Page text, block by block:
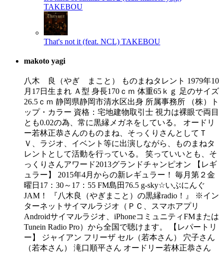
TAKEBOU
That's not it (feat. NCL) TAKEBOU
makoto yagi
八木 良（やぎ まこと） ものまねタレント 1979年10
月17日生まれ Ａ型 身長170ｃｍ 体重65ｋｇ 足のサイズ
26.5ｃｍ 静岡県静岡市清水区出身 所属事務所 （株）ト
ップ・カラー 資格：宅地建物取引士 視力は裸眼で両目
とも0.02の為、常に黒縁メガネをしている。 オードリ
ー若林正恭さんのものまね、そっくりさんとしてＴ
Ｖ、ラジオ、イベント等に出演しながら、ものまねタ
レントとして活動を行っている。 笑っていいとも、そ
っくりさんアワード2013グランドチャンピオン 【レギ
ュラー】 2015年4月からの新レギュラー！ 毎月第２金
曜日17：30～17：55 FM島田76.5 g-sky☆いぶにんぐ
JAM！ 『八木良（やぎまこと）の黒縁radio！』 ※イン
ターネットサイマルラジオ（ＰＣ、スマホアプリ
Androidサイマルラジオ、iPhoneコミュニティFMまたは
Tunein Radio Pro）から全国で聴けます。 【レパートリ
ー】 ジャイアン フリーザ セル（若本さん） 穴子さん
（若本さん） 滝口順平さん オードリー若林正恭さん